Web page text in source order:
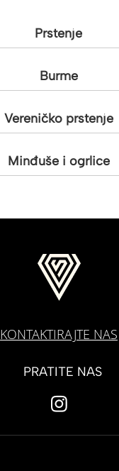
Prstenje
Burme
Vereničko prstenje
Minđuše i ogrlice
KONTAKTIRAJTE NAS
PRATITE NAS